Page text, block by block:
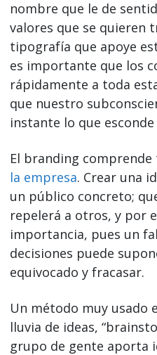
nombre que le de
valores que se quieren
tipografía que apoye
es importante que los
rápidamente a toda
que nuestro
instante lo que
El branding
la empresa. Crear una
un público concreto;
repelerá a otros, y por
importancia, pues un
decisiones puede
equivocado y fracasar.
Un método muy usado
lluvia de ideas,
grupo de gente aporta